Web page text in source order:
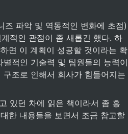
적인 관점이 좀 새롭긴 했다. 하
면 이 계획이 성공할 것이라는 확
적인 기술력 및 팀원들의 능력이
조로 인해서 회사가 힘들어지는
한 내용들을 보면서 조금 참고할